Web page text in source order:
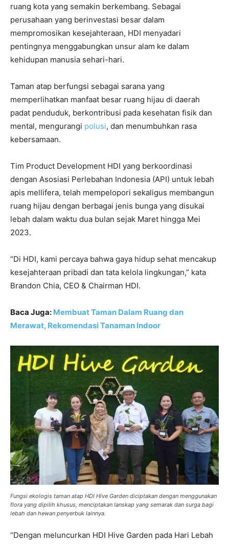
ruang kota yang semakin berkembang. Sebagai
perusahaan yang berinvestasi besar dalam
mempromosikan kesejahteraan, HDI menyadari
pentingnya menggabungkan unsur alam ke dalam
kehidupan manusia sehari-hari.
Taman atap berfungsi sebagai sarana yang
memperlihatkan manfaat besar ruang hijau di daerah
padat penduduk, berkontribusi pada kesehatan fisik dan
mental, mengurangi polusi, dan menumbuhkan rasa
kebersamaan.
Tim Product Development HDI yang berkoordinasi
dengan Asosiasi Perlebahan Indonesia (API) untuk lebah
apis mellifera, telah mempelopori sekaligus membangun
ruang hijau dengan berbagai jenis bunga yang disukai
lebah dalam waktu dua bulan sejak Maret hingga Mei
2023.
“Di HDI, kami percaya bahwa gaya hidup sehat mencakup
kesejahteraan pribadi dan tata kelola lingkungan,” kata
Brandon Chia, CEO & Chairman HDI.
Baca Juga: Membuat Taman Dalam Ruang dan
Merawat, Rekomendasi Tanaman Indoor
Fungsi ekologis taman atap HDI Hive Garden diciptakan dengan menggunakan
flora yang dipilih khusus, menciptakan lanskap yang semarak dan surga bagi
lebah dan hewan penyerbuk lainnya.
“Dengan meluncurkan HDI Hive Garden pada Hari Lebah